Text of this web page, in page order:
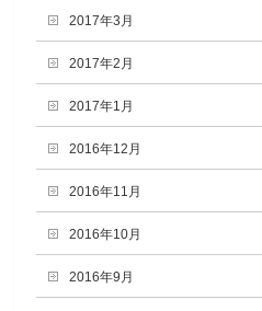
2017年3月
2017年2月
2017年1月
2016年12月
2016年11月
2016年10月
2016年9月